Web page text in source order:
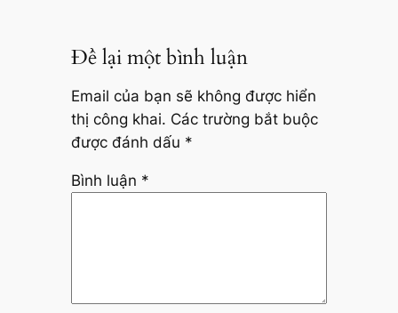
Để lại một bình luận
Email của bạn sẽ không được hiển
thị công khai. Các trường bắt buộc
được đánh dấu *
Bình luận *